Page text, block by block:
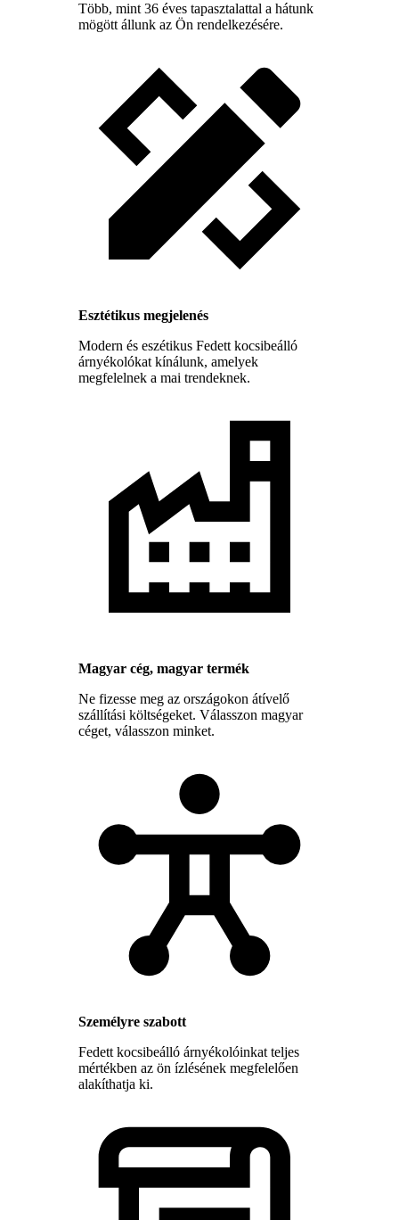
Több, mint 36 éves tapasztalattal a hátunk
mögött állunk az Ön rendelkezésére.
Esztétikus megjelenés
Modern és eszétikus Fedett kocsibeálló
árnyékolókat kínálunk, amelyek
megfelelnek a mai trendeknek.
Magyar cég, magyar termék
Ne fizesse meg az országokon átívelő
szállítási költségeket. Válasszon magyar
céget, válasszon minket.
Személyre szabott
Fedett kocsibeálló árnyékolóinkat teljes
mértékben az ön ízlésének megfelelően
alakíthatja ki.